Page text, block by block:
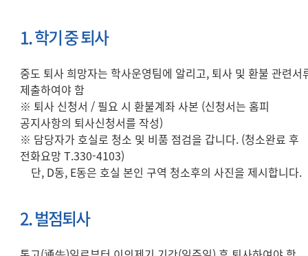
1. 학기 중 퇴사
중도 퇴사 희망자는 학사운영팀에 알리고, 퇴사 및 환불 관련서
제출하여야 함
※ 퇴사 신청서 / 필요 시 환불계좌 사본 (신청서는 홈피
공지사항의 퇴사신청서를 작성)
※ 담당자가 호실로 청소 및 비품 점검을 갑니다. (청소완료 후
전화요망 T.330-4103)
단, D동, E동은 호실 본인 구역 청소후의 사진을 제시합니다.
2. 벌점퇴사